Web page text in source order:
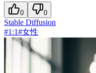
0 0
Stable Diffusion
#1:1#女性